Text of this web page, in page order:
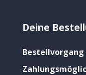
Deine